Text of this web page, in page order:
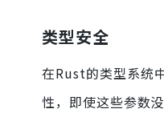
类型安全
在Rust的类型系统
性，即使这些参数